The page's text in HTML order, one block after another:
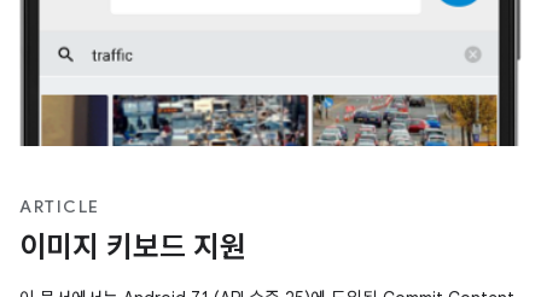
ARTICLE
이미지 키보드 지원